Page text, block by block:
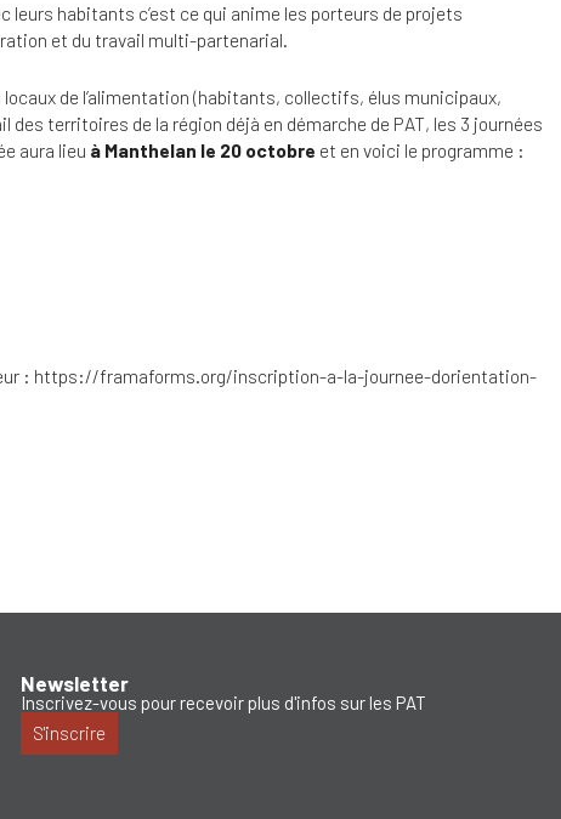
habitants c’est ce qui anime les porteurs de projets
et du travail multi-partenarial.
de l’alimentation (habitants, collectifs, élus municipaux,
territoires de la région déjà en démarche de PAT, les 3 journées
aura lieu à Manthelan le 20 octobre et en voici le programme :
: https://framaforms.org/inscription-a-la-journee-dorientation-
Newsletter
Inscrivez-vous pour recevoir plus d'infos sur les PAT
S'inscrire